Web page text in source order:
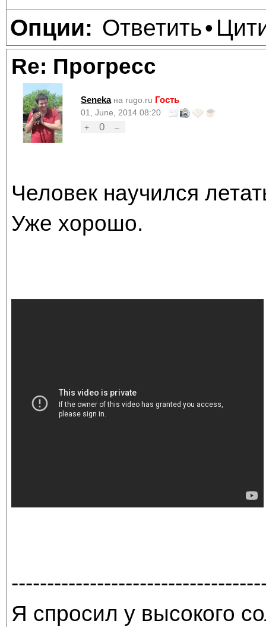
Опции: Ответить•
Re: Прогресс
Seneka на rugo.ru Гость
01, June, 2014 08:20
+
0 –
Человек научился
Уже хорошо.
Я спросил у высокого